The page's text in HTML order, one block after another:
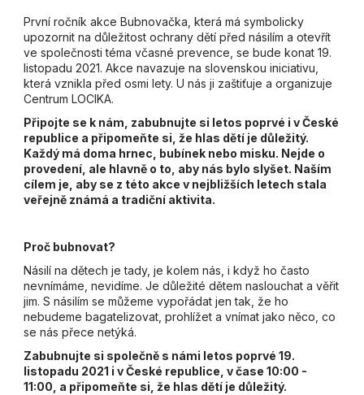
První ročník akce Bubnovačka, která má symbolicky
upozornit na důležitost ochrany dětí před násilím a otevřít
ve společnosti téma včasné prevence, se bude konat 19.
listopadu 2021. Akce navazuje na slovenskou iniciativu,
která vznikla před osmi lety. U nás ji zaštiťuje a organizuje
Centrum LOCIKA.
Připojte se k nám, zabubnujte si letos poprvé i v České
republice a připomeňte si, že hlas dětí je důležitý.
Každý má doma hrnec, bubínek nebo misku. Nejde o
provedení, ale hlavně o to, aby nás bylo slyšet. Naším
cílem je, aby se z této akce v nejbližších letech stala
veřejně známá a tradiční aktivita.
Proč bubnovat?
Násilí na dětech je tady, je kolem nás, i když ho často
nevnímáme, nevidíme. Je důležité dětem naslouchat a věřit
jim. S násilím se můžeme vypořádat jen tak, že ho
nebudeme bagatelizovat, prohlížet a vnímat jako něco, co
se nás přece netýká.
Zabubnujte si společně s námi letos poprvé 19.
listopadu 2021 i v České republice, v čase 10:00 -
11:00, a připomeňte si, že hlas dětí je důležitý.